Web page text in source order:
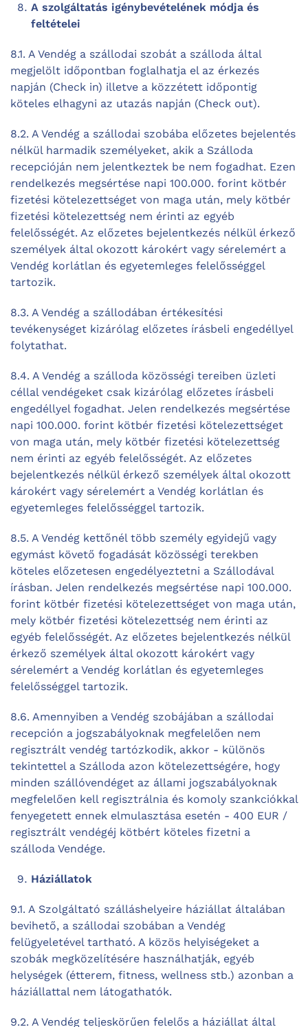
A szolgáltatás igénybevételének módja és
feltételei
8.1. A Vendég a szállodai szobát a szálloda által
megjelölt időpontban foglalhatja el az érkezés
napján (Check in) illetve a közzétett időpontig
köteles elhagyni az utazás napján (Check out).
8.2. A Vendég a szállodai szobába előzetes bejelentés
nélkül harmadik személyeket, akik a Szálloda
recepcióján nem jelentkeztek be nem fogadhat. Ezen
rendelkezés megsértése napi 100.000. forint kötbér
fizetési kötelezettséget von maga után, mely kötbér
fizetési kötelezettség nem érinti az egyéb
felelősségét. Az előzetes bejelentkezés nélkül érkező
személyek által okozott károkért vagy sérelemért a
Vendég korlátlan és egyetemleges felelősséggel
tartozik.
8.3. A Vendég a szállodában értékesítési
tevékenységet kizárólag előzetes írásbeli engedéllyel
folytathat.
8.4. A Vendég a szálloda közösségi tereiben üzleti
céllal vendégeket csak kizárólag előzetes írásbeli
engedéllyel fogadhat. Jelen rendelkezés megsértése
napi 100.000. forint kötbér fizetési kötelezettséget
von maga után, mely kötbér fizetési kötelezettség
nem érinti az egyéb felelősségét. Az előzetes
bejelentkezés nélkül érkező személyek által okozott
károkért vagy sérelemért a Vendég korlátlan és
egyetemleges felelősséggel tartozik.
8.5. A Vendég kettőnél több személy egyidejű vagy
egymást követő fogadását közösségi terekben
köteles előzetesen engedélyeztetni a Szállodával
írásban. Jelen rendelkezés megsértése napi 100.000.
forint kötbér fizetési kötelezettséget von maga után,
mely kötbér fizetési kötelezettség nem érinti az
egyéb felelősségét. Az előzetes bejelentkezés nélkül
érkező személyek által okozott károkért vagy
sérelemért a Vendég korlátlan és egyetemleges
felelősséggel tartozik.
8.6. Amennyiben a Vendég szobájában a szállodai
recepción a jogszabályoknak megfelelően nem
regisztrált vendég tartózkodik, akkor - különös
tekintettel a Szálloda azon kötelezettségére, hogy
minden szállóvendéget az állami jogszabályoknak
megfelelően kell regisztrálnia és komoly szankciókkal
fenyegetett ennek elmulasztása esetén - 400 EUR /
regisztrált vendégéj kötbért köteles fizetni a
szálloda Vendége.
Háziállatok
9.1. A Szolgáltató szálláshelyeire háziállat általában
bevihető, a szállodai szobában a Vendég
felügyeletével tartható. A közös helyiségeket a
szobák megközelítésére használhatják, egyéb
helységek (étterem, fitness, wellness stb.) azonban a
háziállattal nem látogathatók.
9.2. A Vendég teljeskörűen felelős a háziállat által